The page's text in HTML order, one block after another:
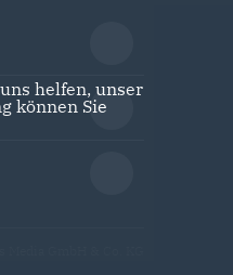
helfen, unser
können Sie